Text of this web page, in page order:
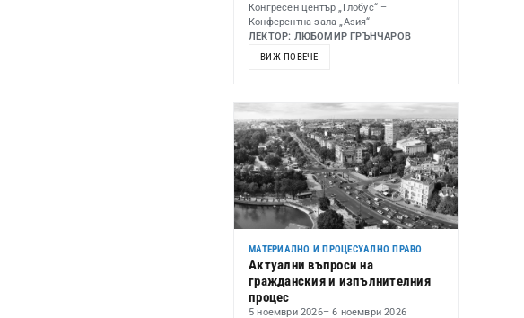
Конгресен център „Глобус“ –
Конферентна зала „Азия“
ЛЕКТОР: ЛЮБОМИР ГРЪНЧАРОВ
ВИЖ ПОВЕЧЕ
МАТЕРИАЛНО И ПРОЦЕСУАЛНО ПРАВО
Актуални въпроси на
гражданския и изпълнителния
процес
5 ноември 2026– 6 ноември 2026